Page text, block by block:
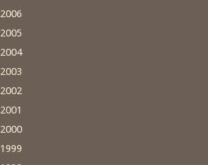
2006
2005
2004
2003
2002
2001
2000
1999